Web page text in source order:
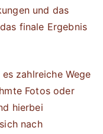
und das
finale Ergebnis
zahlreiche Wege
Fotos oder
hierbei
nach